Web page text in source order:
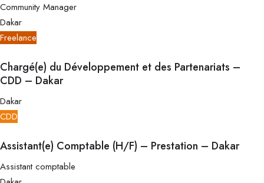
Community Manager
Dakar
Freelance
Chargé(e) du Développement et des Partenariats –
CDD – Dakar
Dakar
CDD
Assistant(e) Comptable (H/F) – Prestation – Dakar
Assistant comptable